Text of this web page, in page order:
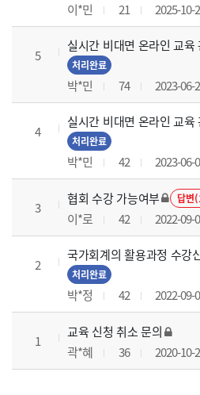
이*민 21 2025-10-
5
실시간 비대면 온라인 교육
처리완료
박*민 74 2023-06-
4
실시간 비대면 온라인 교육
처리완료
박*민 42 2023-06-
3
협회 수강 가능여부 답변
이*로 42 2022-09-
2
국가회계의 활용과정 수강
처리완료
박*정 42 2022-09-
1
교육 신청 취소 문의
곽*혜
36 2020-10-